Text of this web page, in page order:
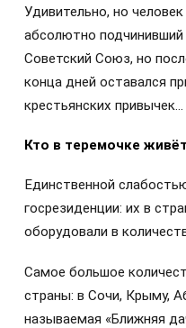
Удивительно, но
абсолютно подчинивший
Советский Союз, но
конца дней оставался
крестьянских привычек…
Кто в теремочке
Единственной
госрезиденции: их в
оборудовали в
Самое большое
страны: в Сочи, Крыму,
называемая «Ближняя